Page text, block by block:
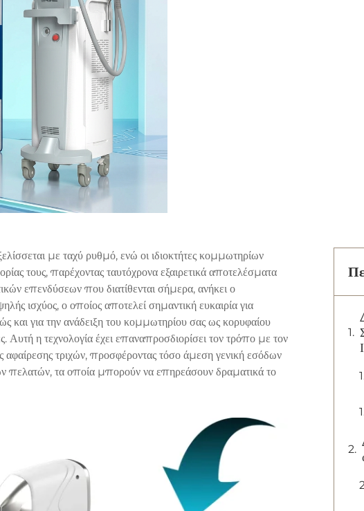
με ταχύ ρυθμό, ενώ οι ιδιοκτήτες κομμωτηρίων
τους, παρέχοντας ταυτόχρονα εξαιρετικά αποτελέσματα
επενδύσεων που διατίθενται σήμερα, ανήκει ο
ισχύος, ο οποίος αποτελεί σημαντική ευκαιρία για
και για την ανάδειξη του κομμωτηρίου σας ως κορυφαίου
Αυτή η τεχνολογία έχει επαναπροσδιορίσει τον τρόπο με τον
τριχών, προσφέροντας τόσο άμεση γενική εσόδων
πελατών, τα οποία μπορούν να επηρεάσουν δραματικά το